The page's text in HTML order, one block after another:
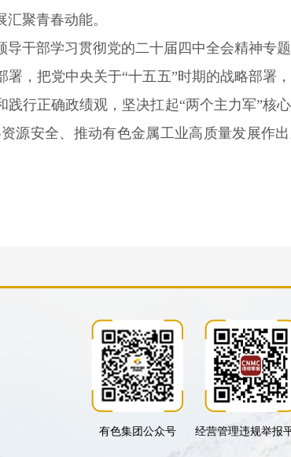
聚青春动能。
干部学习贯彻党的二十届四中全会精神专
，把党中央关于“十五五”时期的战略部署
行正确政绩观，坚决扛起“两个主力军”核
源安全、推动有色金属工业高质量发展作
经营管理违规举报
有色集团公众号